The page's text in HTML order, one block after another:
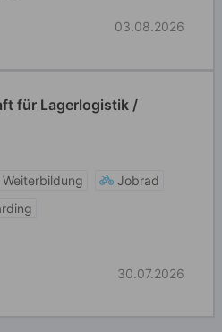
03.08.2026
für Lagerlogistik /
Jobrad
30.07.2026